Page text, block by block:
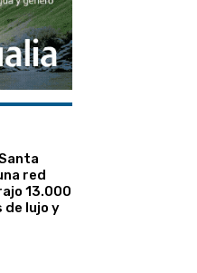
red
13.000
de lujo y